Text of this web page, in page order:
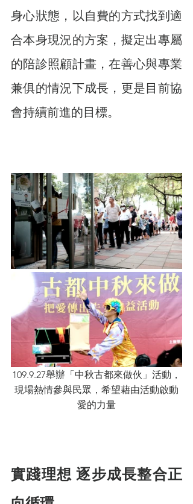
身心狀態，以自費的方式找到適
合本身現況的方案，擬定出專屬
的陪診照顧計畫，在善心與專業
兼俱的情況下成長，更是目前協
會持續前進的目標。
109.9.27舉辦「中秋古都來做伙」活動，
現場熱情參與民眾，希望藉由活動啟動
愛的力量
實踐理想 逐步成長整合正